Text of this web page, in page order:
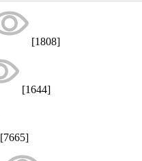
[1808]
[1644]
[7665]